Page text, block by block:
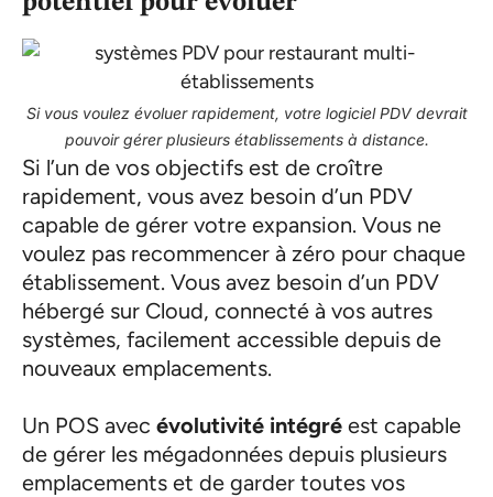
Si vous voulez évoluer rapidement, votre logiciel PDV devrait
pouvoir gérer plusieurs établissements à distance.
Si l’un de vos objectifs est de croître
rapidement, vous avez besoin d’un PDV
capable de gérer votre expansion. Vous ne
voulez pas recommencer à zéro pour chaque
établissement. Vous avez besoin d’un PDV
hébergé sur Cloud, connecté à vos autres
systèmes, facilement accessible depuis de
nouveaux emplacements.
Un POS avec évolutivité intégré est capable
de gérer les mégadonnées depuis plusieurs
emplacements et de garder toutes vos